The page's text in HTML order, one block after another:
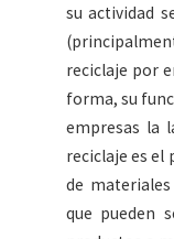
su actividad
reciclaje por
forma, su
empresas la
reciclaje es el
de
que pueden